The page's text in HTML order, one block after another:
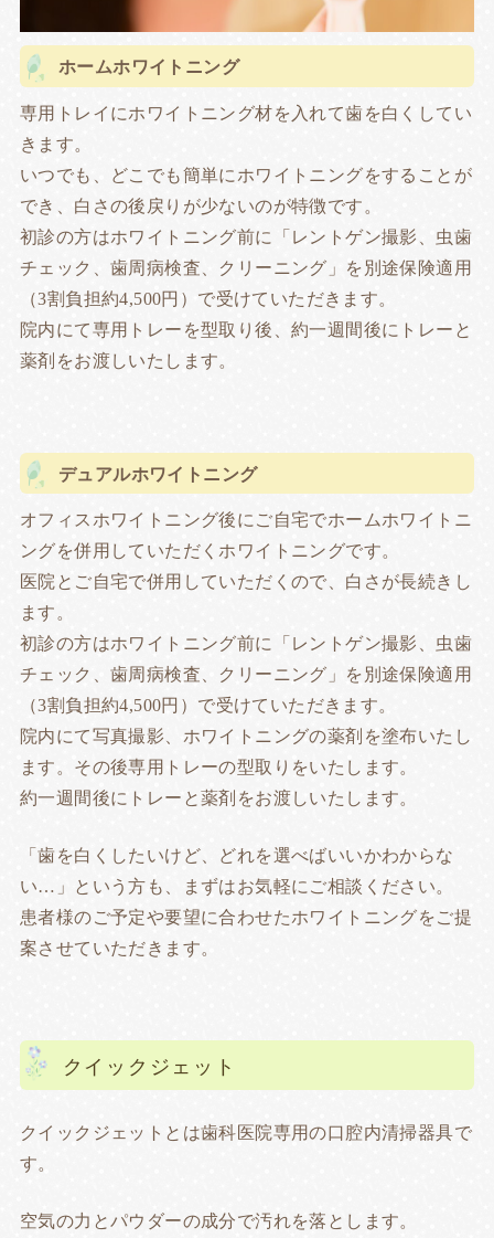
ホームホワイトニング
専用トレイにホワイトニング材を入れて歯を白くしてい
きます。
いつでも、どこでも簡単にホワイトニングをすることが
でき、白さの後戻りが少ないのが特徴です。
初診の方はホワイトニング前に「レントゲン撮影、虫歯
チェック、歯周病検査、クリーニング」を別途保険適用
（3割負担約4,500円）で受けていただきます。
院内にて専用トレーを型取り後、約一週間後にトレーと
薬剤をお渡しいたします。
デュアルホワイトニング
オフィスホワイトニング後にご自宅でホームホワイトニ
ングを併用していただくホワイトニングです。
医院とご自宅で併用していただくので、白さが長続きし
ます。
初診の方はホワイトニング前に「レントゲン撮影、虫歯
チェック、歯周病検査、クリーニング」を別途保険適用
（3割負担約4,500円）で受けていただきます。
院内にて写真撮影、ホワイトニングの薬剤を塗布いたし
ます。その後専用トレーの型取りをいたします。
約一週間後にトレーと薬剤をお渡しいたします。
「歯を白くしたいけど、どれを選べばいいかわからな
い…」という方も、まずはお気軽にご相談ください。
患者様のご予定や要望に合わせたホワイトニングをご提
案させていただきます。
クイックジェット
クイックジェットとは歯科医院専用の口腔内清掃器具で
す。
空気の力とパウダーの成分で汚れを落とします。